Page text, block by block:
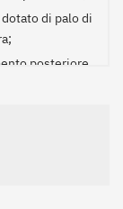
di palo di
posteriore,
la